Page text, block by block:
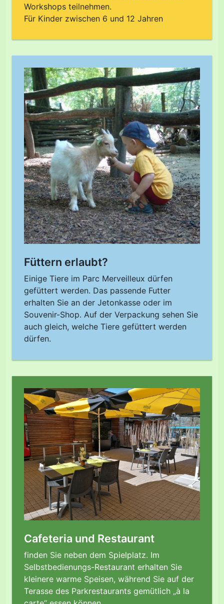
Workshops teilnehmen.
Für Kinder zwischen 6 und 12 Jahren
Füttern erlaubt?
Einige Tiere im Parc Merveilleux dürfen
gefüttert werden. Das passende Futter
erhalten Sie an der Jetonkasse oder im
Souvenir-Shop. Auf der Verpackung sehen Sie
auch gleich, welche Tiere gefüttert werden
dürfen.
Cafeteria und Restaurant
finden Sie neben dem Spielplatz. Im
Selbstbedienungs-Restaurant erhalten Sie
kleinere warme Speisen, während Sie auf der
Terasse des Parkrestaurants gemütlich „à la